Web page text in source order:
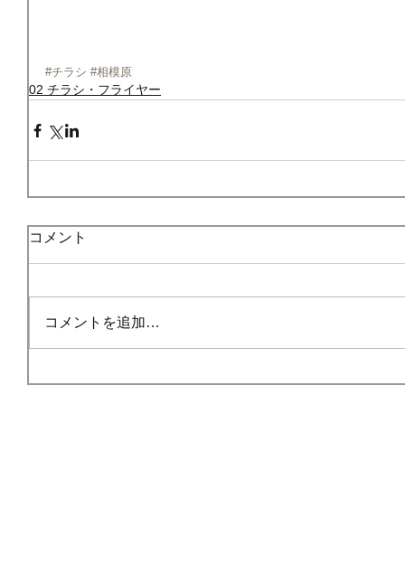
#チラシ #相模原
02 チラシ・フライヤー
コメント
コメントを追加…